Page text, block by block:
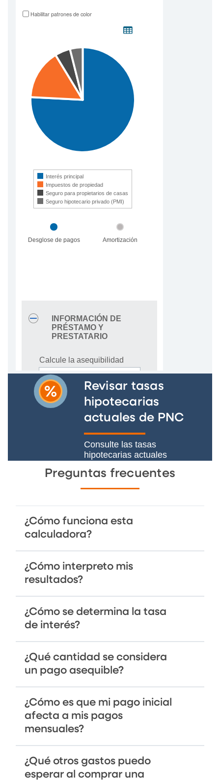
Revisar tasas
hipotecarias
actuales de PNC
Consulte las tasas
hipotecarias actuales
Preguntas frecuentes
¿Cómo funciona esta
calculadora?
¿Cómo interpreto mis
resultados?
¿Cómo se determina la tasa
de interés?
¿Qué cantidad se considera
un pago asequible?
¿Cómo es que mi pago inicial
afecta a mis pagos
mensuales?
¿Qué otros gastos puedo
esperar al comprar una